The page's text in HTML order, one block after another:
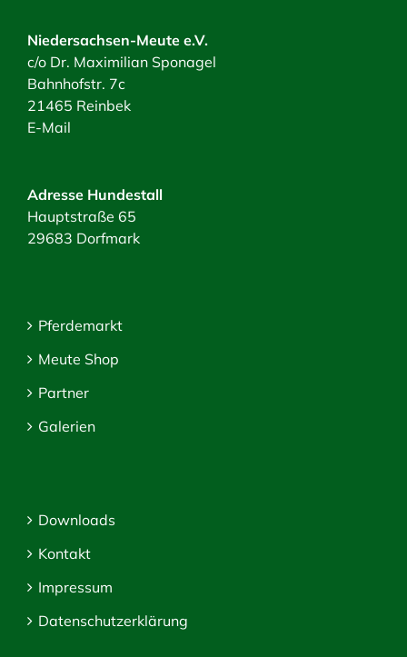
Niedersachsen-Meute e.V.
c/o Dr. Maximilian Sponagel
Bahnhofstr. 7c
21465 Reinbek
E-Mail
Adresse Hundestall
Hauptstraße 65
29683 Dorfmark
Pferdemarkt
Meute Shop
Partner
Galerien
Downloads
Kontakt
Impressum
Datenschutzerklärung